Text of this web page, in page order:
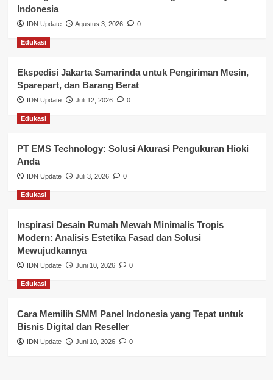
Keuangan
Lalu Lintas
Layanan Publik Kabupaten Banyuasin
Nasional
Pemerintahan
Pendidikan
Perbankan & Keuangan
Perpajakan & Keuangan
Profil Wilayah Banyuasin
Sosial & Budaya
Sosial & Kesejahteraan
Indonesia
IDN Update Agustus 3, 2026 0
Edukasi
Ekspedisi Jakarta Samarinda untuk Pengiriman Mesin,
Sparepart, dan Barang Berat
IDN Update Juli 12, 2026 0
Edukasi
PT EMS Technology: Solusi Akurasi Pengukuran Hioki
Anda
IDN Update Juli 3, 2026 0
Edukasi
Inspirasi Desain Rumah Mewah Minimalis Tropis
Modern: Analisis Estetika Fasad dan Solusi
Mewujudkannya
IDN Update Juni 10, 2026 0
Edukasi
Cara Memilih SMM Panel Indonesia yang Tepat untuk
Bisnis Digital dan Reseller
IDN Update Juni 10, 2026 0